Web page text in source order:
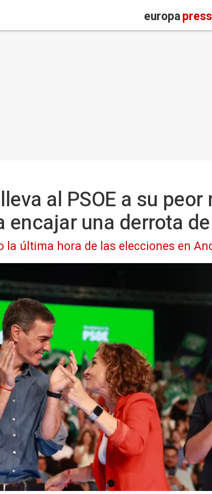
europapress
al PSOE a su
encajar una derrota
la última hora de las elecciones en